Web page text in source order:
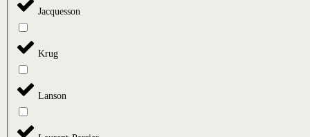
Jacquesson
Krug
Lanson